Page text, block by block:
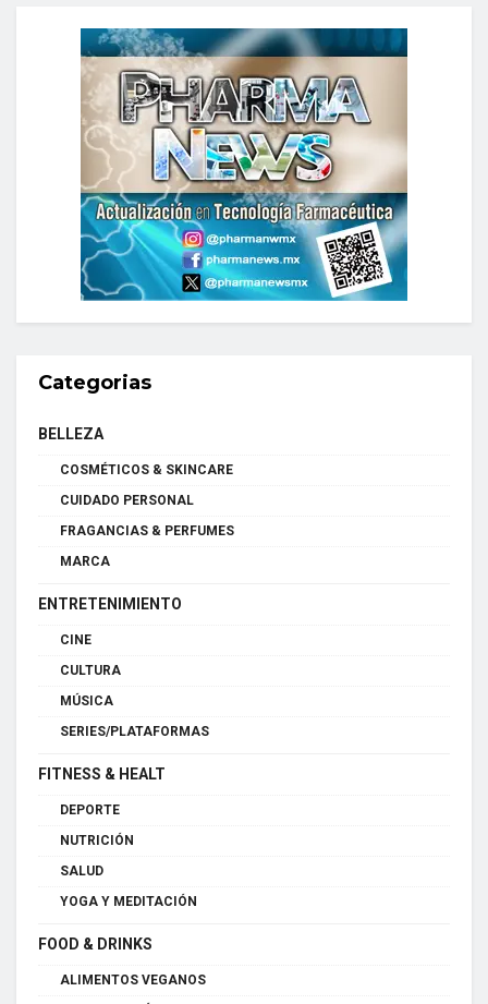
Categorias
BELLEZA
COSMÉTICOS & SKINCARE
CUIDADO PERSONAL
FRAGANCIAS & PERFUMES
MARCA
ENTRETENIMIENTO
CINE
CULTURA
MÚSICA
SERIES/PLATAFORMAS
FITNESS & HEALT
DEPORTE
NUTRICIÓN
SALUD
YOGA Y MEDITACIÓN
FOOD & DRINKS
ALIMENTOS VEGANOS